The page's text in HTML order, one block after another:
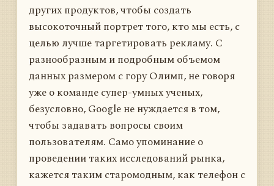
других продуктов, чтобы создать
высокоточный портрет того, кто мы есть, с
целью лучше таргетировать рекламу. С
разнообразным и подробным объемом
данных размером с гору Олимп, не говоря
уже о команде супер-умных ученых,
безусловно, Google не нуждается в том,
чтобы задавать вопросы своим
пользователям. Само упоминание о
проведении таких исследований рынка,
кажется таким старомодным, как телефон с